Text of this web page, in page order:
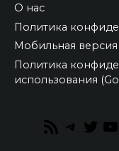
О нас
Политика
Мобильная версия
Политика
использования
RSS